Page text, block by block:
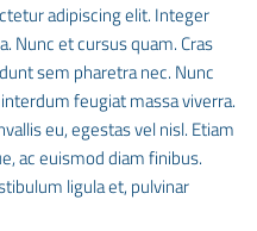
adipiscing elit. Integer
Nunc et cursus quam. Cras
sem pharetra nec. Nunc
feugiat massa viverra.
eu, egestas vel nisl. Etiam
ac euismod diam finibus.
ligula et, pulvinar